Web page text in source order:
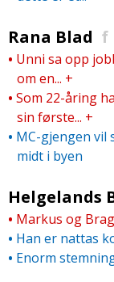
Rana Blad f
• Unni sa opp
om en... +
• Som 22-åring
sin første... +
• MC-gjengen vil
midt i byen
Helgelands
• Markus og
• Han er nattas
• Enorm